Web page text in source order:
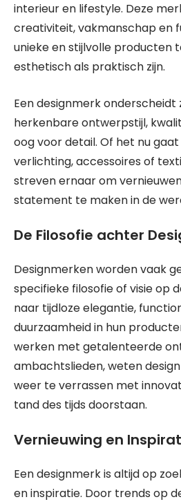
interieur en lifestyle. Deze
creativiteit, vakmanschap en
unieke en stijlvolle producten
esthetisch als praktisch zijn.
Een designmerk onderscheidt
herkenbare ontwerpstijl,
oog voor detail. Of het nu
verlichting, accessoires of
streven ernaar om
statement te maken in de
De Filosofie achter
Designmerken worden vaak
specifieke filosofie of visie op
naar tijdloze elegantie,
duurzaamheid in hun
werken met getalenteerde
ambachtslieden, weten
weer te verrassen met
tand des tijds doorstaan.
Vernieuwing en
Een designmerk is altijd op
en inspiratie. Door trends op